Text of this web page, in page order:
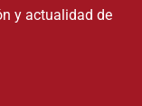
y actualidad de